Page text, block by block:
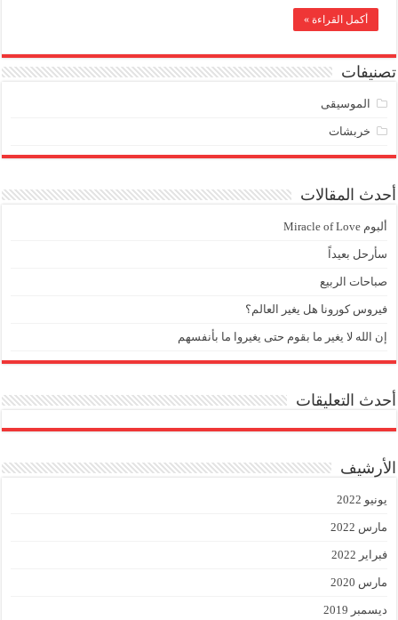
أكمل القراءة »
تصنيفات
الموسيقى
خربشات
أحدث المقالات
ألبوم Miracle of Love
سأرحل بعيداً
صباحات الربيع
فيروس كورونا هل يغير العالم؟
إن الله لا يغير ما بقوم حتى يغيروا ما بأنفسهم
أحدث التعليقات
الأرشيف
يونيو 2022
مارس 2022
فبراير 2022
مارس 2020
ديسمبر 2019